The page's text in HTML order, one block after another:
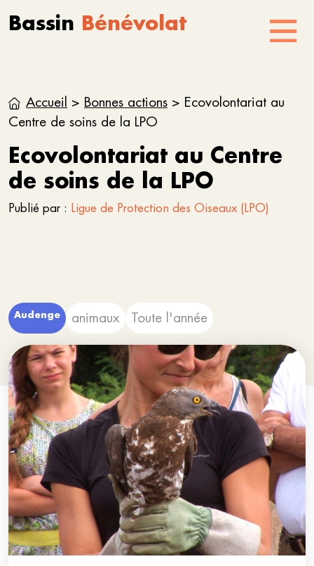
Bassin Bénévolat
Accueil > Bonnes actions > Ecovolontariat au
Centre de soins de la LPO
Ecovolontariat au Centre
de soins de la LPO
Publié par : Ligue de Protection des Oiseaux (LPO)
Audenge animaux Toute l'année